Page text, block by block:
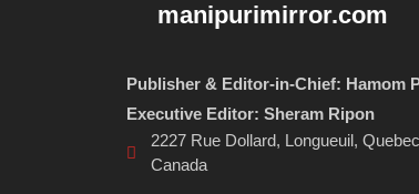
manipurimirror.com
Publisher & Editor-in-Chief: Hamom
Executive Editor: Sheram Ripon
2227 Rue Dollard, Longueuil,
Canada